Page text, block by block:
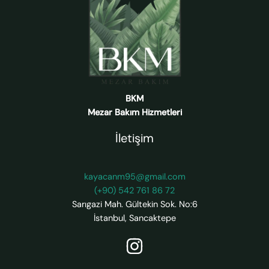
BKM
Mezar Bakım Hizmetleri
İletişim
kayacanm95@gmail.com
(+90) 542 761 86 72
Sarıgazi Mah. Gültekin Sok. No:6
İstanbul, Sancaktepe